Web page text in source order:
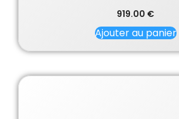
919.00 €
Ajouter au panier